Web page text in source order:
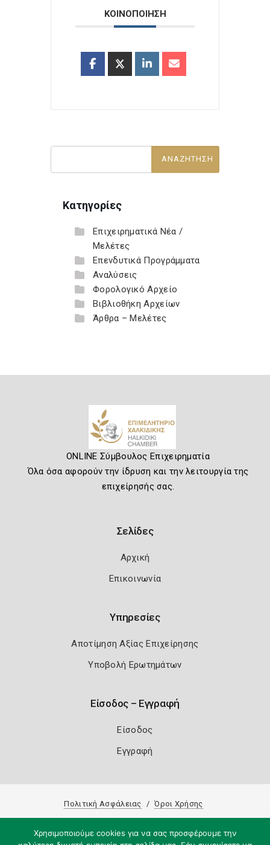
ΚΟΙΝΟΠΟΙΗΣΗ
Κατηγορίες
Επιχειρηματικά Νέα /
Μελέτες
Επενδυτικά Προγράμματα
Αναλύσεις
Φορολογικό Αρχείο
Βιβλιοθήκη Αρχείων
Άρθρα – Μελέτες
ONLINE Σύμβουλος Επιχειρηματία
Όλα όσα αφορούν την ίδρυση και την λειτουργία της
επιχείρησής σας.
Σελίδες
Αρχική
Επικοινωνία
Υπηρεσίες
Αποτίμηση Αξίας Επιχείρησης
Υποβολή Ερωτημάτων
Είσοδος – Εγγραφή
Είσοδος
Εγγραφή
Πολιτική Ασφάλειας Όροι Χρήσης
Χρησιμοποιούμε cookies για να σας προσφέρουμε την